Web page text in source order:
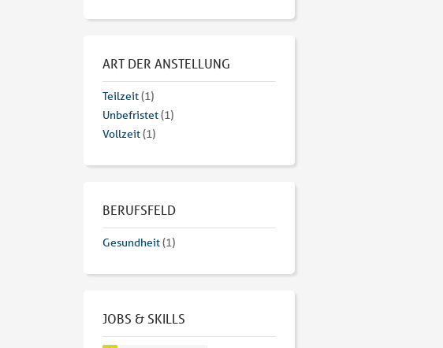
ART DER ANSTELLUNG
Teilzeit(1)
Unbefristet(1)
Vollzeit(1)
BERUFSFELD
Gesundheit(1)
JOBS & SKILLS